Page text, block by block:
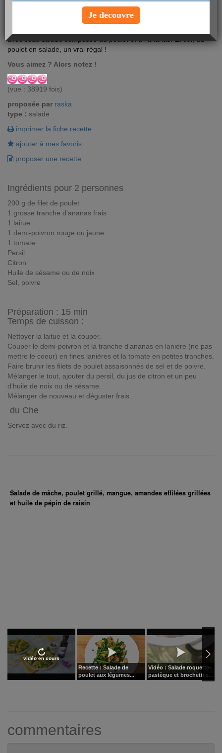
avec cette salade composée au poulet et à l'ananas. Et oui, du
poulet en salade, un vrai régal !
Vous aimez ? Alors notez !
(vue : 38919 fois)
proposée par raska
type : salade
imprimer la fiche recette
ajouter à mes favoris
proposer une recette
Ingrédients pour 2 personnes
200 g de filet de poulet
1 grosse tranche d'ananas frais
1 laitue
1 demi-poivron rouge ou jaune
1 tomate
Persil
Citron
Huile de sésame ou de noix
Sel, poivre
Préparation : 15 min
Temps de cuisson :
Nettoyer la laitue et la couper.
Couper le demi-poivron et la tranche d'ananas en lanière (ne pas
mettre le coeur) en fines lanières et la tomate en petites tranches.
Faire brunir les filets de poulet assaisonnés de sel et de poivre.
Mélanger le tout, ajouter du persil, du jus de citron et un peu
d'huile de noix ou de sésame.
Mélanger de nouveau et déguster frais.
du Che
Servez avec du riz.
Salade de mâche, poulet grillé, mangue, amandes effilées grillées
et huile de pépin de raisin
vidéo en cours
Recette : Salade de
poulet aux légumes...
Vidéo : Salade roquette-
pastèque et brochettes...
commentaires
Je decouvre